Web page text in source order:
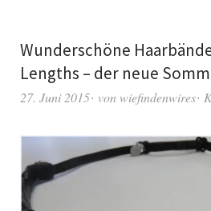
Wunderschöne
Lengths – der neue
27. Juni 2015 von wiefindenwires